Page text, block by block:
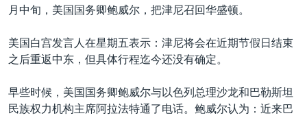
南中国海争端
关注西藏
关注新疆
GEN Z 看美国
月中旬，美国国务卿鲍威尔，把津尼召回华盛顿。
美国白宫发言人在星期五表示：津尼将会在近期节假日结束
之后重返中东，但具体行程迄今还没有确定。
早些时候，美国国务卿鲍威尔与以色列总理沙龙和巴勒斯坦
民族权力机构主席阿拉法特通了电话。鲍威尔认为：近来巴